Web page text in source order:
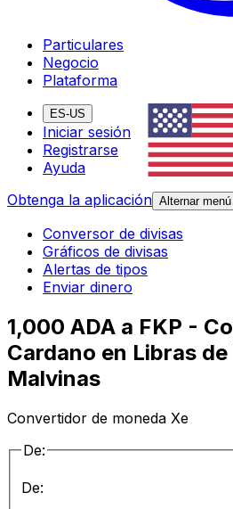
Particulares
Negocio
Plataforma
ES-US
Iniciar sesión
Registrarse
Ayuda
Obtenga la aplicación Alternar menú
Conversor de divisas
Gráficos de divisas
Alertas de tipos
Enviar dinero
1,000 ADA a FKP -
Cardano en Libras de
Malvinas
Convertidor de moneda Xe
De:
De: